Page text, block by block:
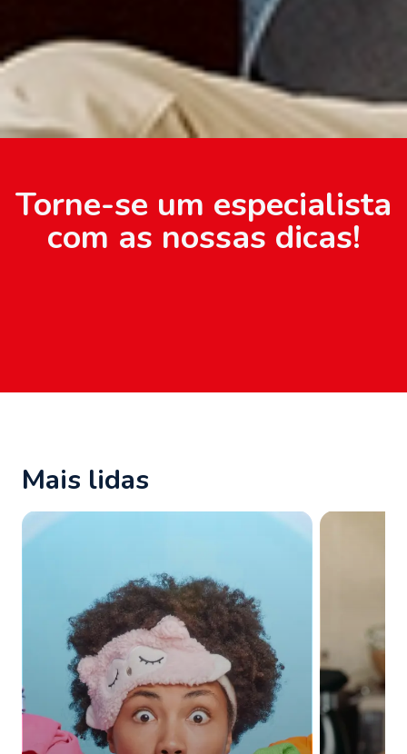
Torne-se um especialista
com as nossas dicas!
Mais lidas